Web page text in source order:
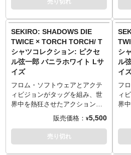
54cm／24cm）
60cm／26cm）
──────────────────
■マテリアル
綿100% 5.6oz ヘビーウェイトボ
ディ
※杢灰のみ 綿90%、ポリエステ
ル10% 5.6oz ヘビーウェイトボ
ディ
http://www.torchtorch.jp
ら小さなほつれなどがございま
「味」として判断させていただ
きます。
す
き
とのコラボレーションTシャツが
を8bit調にピクセルデザイン。そ
のポップさとは裏腹に、なんと8
版ものシルクスクリーンを使用
してしまった謎の豪華仕様。
生地はしっかりとした厚みの5.6
オンスを採用。着心地が良く、
何度洗っても型崩れしづらく風
合いが出るのが特徴です。
これも、葦名のため…
──────────────────
■サイズ（着丈／身幅／肩幅／袖
売り切れ
と
を
の
版
し
生
オ
何
合
こ
■
SEKIRO: SHADOWS DIE
TWICE × TORCH TORCH/ T
シャツコレクション: ピクセ
ル弦一郎 バニラホワイト Lサ
イズ
フロム・ソフトウェアとアクテ
ィビジョンがタッグを組み、世
界中を熱狂させたアクション・
アドベンチャーゲーム
『SEKIRO: SHADOWS DIE
TWICE』。「TORCH TORCH」
とのコラボレーションTシャツが
販売価格： ¥5,500
売り切れ
シ
ル
フ
ィ
界
ア
『
と